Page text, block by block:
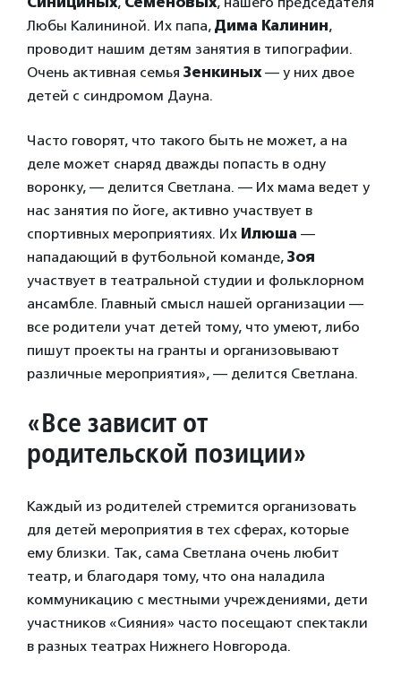
Любы Калининой. Их папа, Дима Калинин,
проводит нашим детям занятия в типографии.
Очень активная семья Зенкиных— у них двое
детей с синдромом Дауна.
Часто говорят, что такого быть не может, а на
деле может снаряд дважды попасть в одну
воронку, — делится Светлана. — Их мама ведет у
нас занятия по йоге, активно участвует в
спортивных мероприятиях. Их Илюша —
нападающий в футбольной команде, Зоя
участвует в театральной студии и фольклорном
ансамбле. Главный смысл нашей организации —
все родители учат детей тому, что умеют, либо
пишут проекты на гранты и организовывают
различные мероприятия», — делится Светлана.
«Все зависит от
родительской позиции»
Каждый из родителей стремится организовать
для детей мероприятия в тех сферах, которые
ему близки. Так, сама Светлана очень любит
театр, и благодаря тому, что она наладила
коммуникацию с местными учреждениями, дети
участников «Сияния» часто посещают спектакли
в разных театрах Нижнего Новгорода.